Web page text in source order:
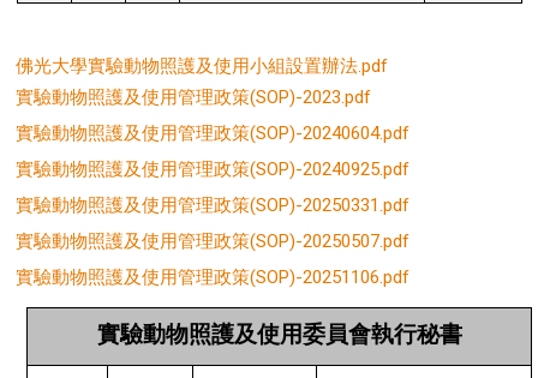
佛光大學實驗動物照護及使用小組設置辦法.pdf
實驗動物照護及使用管理政策(SOP)-2023.pdf
實驗動物照護及使用管理政策(SOP)-20240604.pdf
實驗動物照護及使用管理政策(SOP)-20240925.pdf
實驗動物照護及使用管理政策(SOP)-20250331.pdf
實驗動物照護及使用管理政策(SOP)-20250507.pdf
實驗動物照護及使用管理政策(SOP)-20251106.pdf
實驗動物照護及使用委員會執行秘書